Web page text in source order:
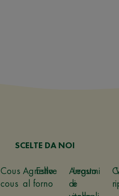
Cous
cous
Estive
Legumi
e
SCELTE DA NOI
Agnello
al forno
Arrosto
di